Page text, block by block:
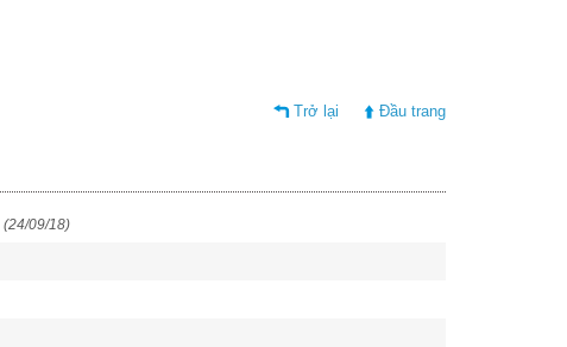
Trở lại Đầu trang
(24/09/18)